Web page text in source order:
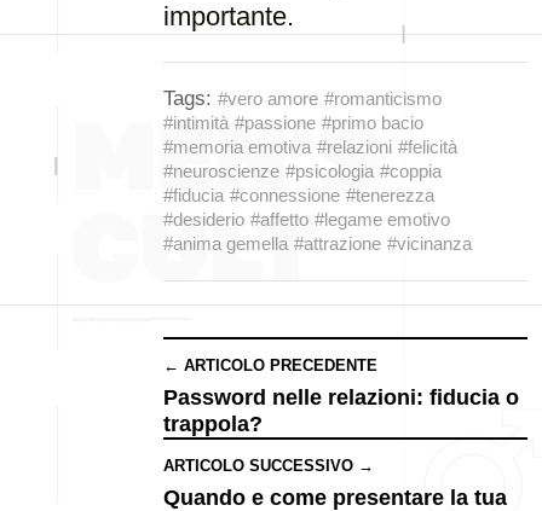
importante.
Tags: #vero amore #romanticismo
#intimità #passione #primo bacio
#memoria emotiva #relazioni #felicità
#neuroscienze #psicologia #coppia
#fiducia #connessione #tenerezza
#desiderio #affetto #legame emotivo
#anima gemella #attrazione #vicinanza
← ARTICOLO PRECEDENTE
Password nelle relazioni: fiducia o
trappola?
ARTICOLO SUCCESSIVO →
Quando e come presentare la tua